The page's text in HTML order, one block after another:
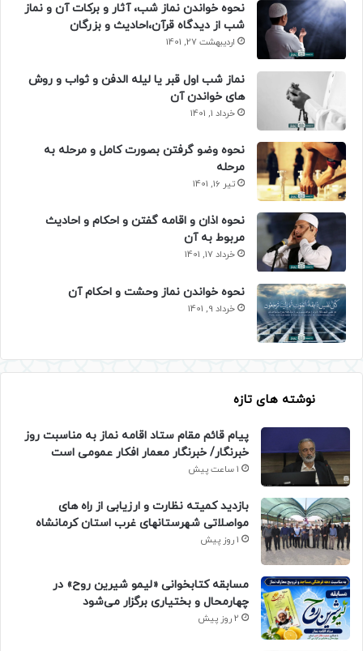
نحوه خواندن نماز شب، آثار و برکات آن و نماز
شب از دیدگاه قرآن،احادیث و بزرگان
اردیبهشت 27, 1401
نماز شب اول قبر یا لیله الدفن و ثواب و روش
های خواندن آن
خرداد 1, 1401
نحوه وضو گرفتن بصورت کامل و مرحله به
مرحله
تیر 16, 1401
نحوه اذان و اقامه گفتن و احکام و احادیث
مربوط به آن
خرداد 17, 1401
نحوه خواندن نماز وحشت و احکام آن
خرداد 9, 1401
نوشته های تازه
پیام قائم مقام ستاد اقامه نماز به مناسبت روز
خبرنگار/ خبرنگار معمار افکار عمومی است
1 ساعت پیش
بازدید کمیته نظارت و ارزیابی از راه های
مواصلاتی شهرستانهای غرب استان کرمانشاه
1 روز پیش
مسابقه کتابخوانی «لیمو شیرین روح» در
چهارمحال و بختیاری برگزار می‌شود
2 روز پیش